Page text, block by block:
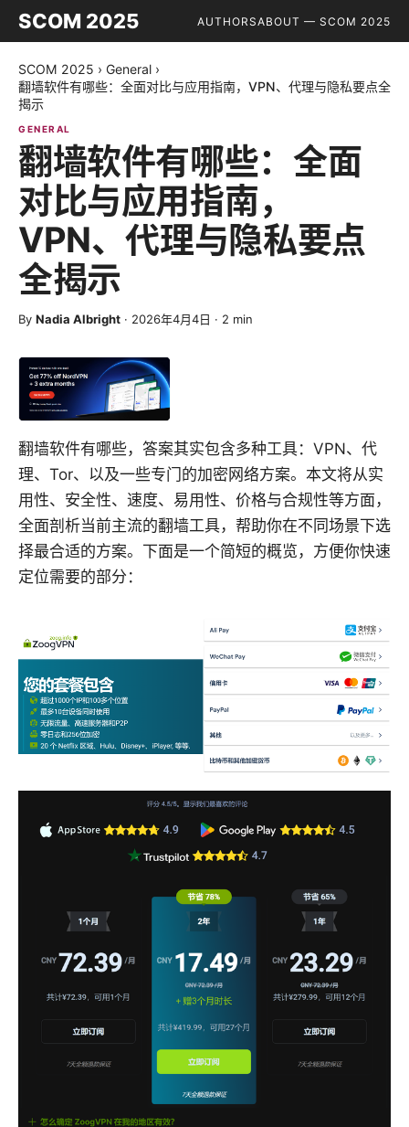
SCOM 2025 AUTHORSABOUT — SCOM 2025
SCOM 2025 › General ›
翻墙软件有哪些：全面对比与应用指南，VPN、代理与隐私要点全
揭示
GENERAL
翻墙软件有哪些：全面
对比与应用指南，
VPN、代理与隐私要点
全揭示
By Nadia Albright · 2026年4月4日 · 2 min
翻墙软件有哪些，答案其实包含多种工具：VPN、代
理、Tor、以及一些专门的加密网络方案。本文将从实
用性、安全性、速度、易用性、价格与合规性等方面，
全面剖析当前主流的翻墙工具，帮助你在不同场景下选
择最合适的方案。下面是一个简短的概览，方便你快速
定位需要的部分：